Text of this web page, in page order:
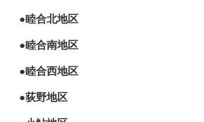
●睦合北地区
●睦合南地区
●睦合西地区
●荻野地区